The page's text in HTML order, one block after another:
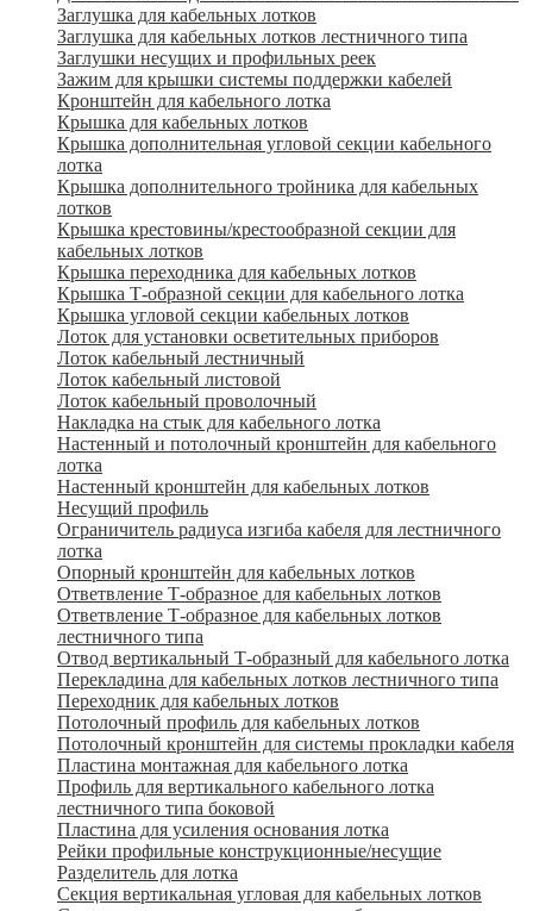
Заглушка для кабельных лотков
Заглушка для кабельных лотков лестничного типа
Заглушки несущих и профильных реек
Зажим для крышки системы поддержки кабелей
Кронштейн для кабельного лотка
Крышка для кабельных лотков
Крышка дополнительная угловой секции кабельного
лотка
Крышка дополнительного тройника для кабельных
лотков
Крышка крестовины/крестообразной секции для
кабельных лотков
Крышка переходника для кабельных лотков
Крышка Т-образной секции для кабельного лотка
Крышка угловой секции кабельных лотков
Лоток для установки осветительных приборов
Лоток кабельный лестничный
Лоток кабельный листовой
Лоток кабельный проволочный
Накладка на стык для кабельного лотка
Настенный и потолочный кронштейн для кабельного
лотка
Настенный кронштейн для кабельных лотков
Несущий профиль
Ограничитель радиуса изгиба кабеля для лестничного
лотка
Опорный кронштейн для кабельных лотков
Ответвление Т-образное для кабельных лотков
Ответвление Т-образное для кабельных лотков
лестничного типа
Отвод вертикальный Т-образный для кабельного лотка
Перекладина для кабельных лотков лестничного типа
Переходник для кабельных лотков
Потолочный профиль для кабельных лотков
Потолочный кронштейн для системы прокладки кабеля
Пластина монтажная для кабельного лотка
Профиль для вертикального кабельного лотка
лестничного типа боковой
Пластина для усиления основания лотка
Рейки профильные конструкционные/несущие
Разделитель для лотка
Секция вертикальная угловая для кабельных лотков